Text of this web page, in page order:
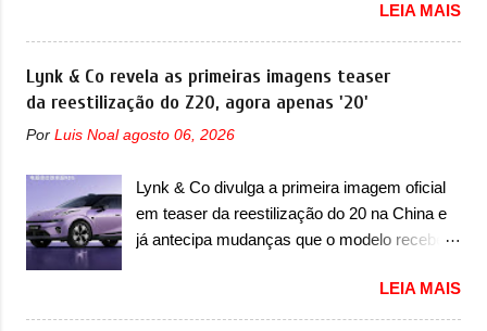
não deve ter agradado em nada os primeiros
consumidores). Pelas imagens teaser, se
percebe que o sedã contará com um novo
para-choque na dianteira. Ele passa a trazer
um vinco horizontal mais destacado que
logo abaixo do logotipo e dos faróis. Ele ainda
possui um espaço para a placa novo abaixo
do vinco e uma nova entrada de ar inferio...
como uma marca com utilitários esportivos, a
Fang Cheng Bao nasceu como uma empresa
voltada a desenvolver utilitários esportivos
com uma pegada mais off-road. E isso
funcionou muito bem com o lançamento dos
modelos Bao 5 e Bao 8, além do Tai 3 e Tai 7.
vez no segmento de... sedãs. Antecipado por
imagens teaser, o Formula S será o primeiro
três volumes da Fang Cheng Bao, que
Denza. Até o momento, a marca divulgou
algumas imagens externas e informações
LEIA MAIS
Lynk & Co revela as primeiras imagens teaser
da reestilização do Z20, agora apenas '20'
Por Luis Noal agosto 06, 2026
Lynk & Co divulga a primeira imagem oficial
em teaser da reestilização do 20 na China e
já antecipa mudanças que o modelo receberá
vai apresentar na China as primeiras
mudanças para o Z20, um misto de hatch
LEIA MAIS